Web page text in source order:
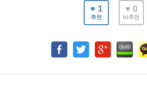
♥ 1
추천
♥ 0
비추천